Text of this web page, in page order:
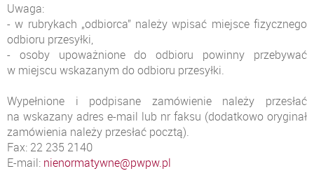
Uwaga:
- w rubrykach „odbiorca” należy wpisać miejsce fizycznego
odbioru przesyłki,
- osoby upoważnione do odbioru powinny przebywać
w miejscu wskazanym do odbioru przesyłki.
Wypełnione i podpisane zamówienie należy przesłać
na wskazany adres e-mail lub nr faksu (dodatkowo oryginał
zamówienia należy przesłać pocztą).
Fax: 22 235 2140
E-mail: nienormatywne@pwpw.pl